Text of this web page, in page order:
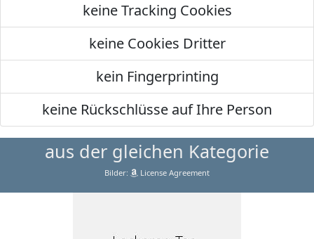
keine Tracking Cookies
keine Cookies Dritter
kein Fingerprinting
keine Rückschlüsse auf Ihre Person
aus der gleichen Kategorie
Bilder: License Agreement